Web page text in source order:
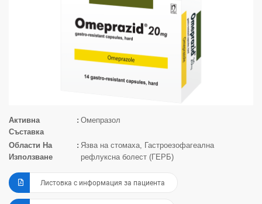
Активна
Съставка
Омепразол
Области На
Използване
Язва на стомаха, Гастроезофагеална
рефлуксна болест (ГЕРБ)
Листовка с информация за пациента